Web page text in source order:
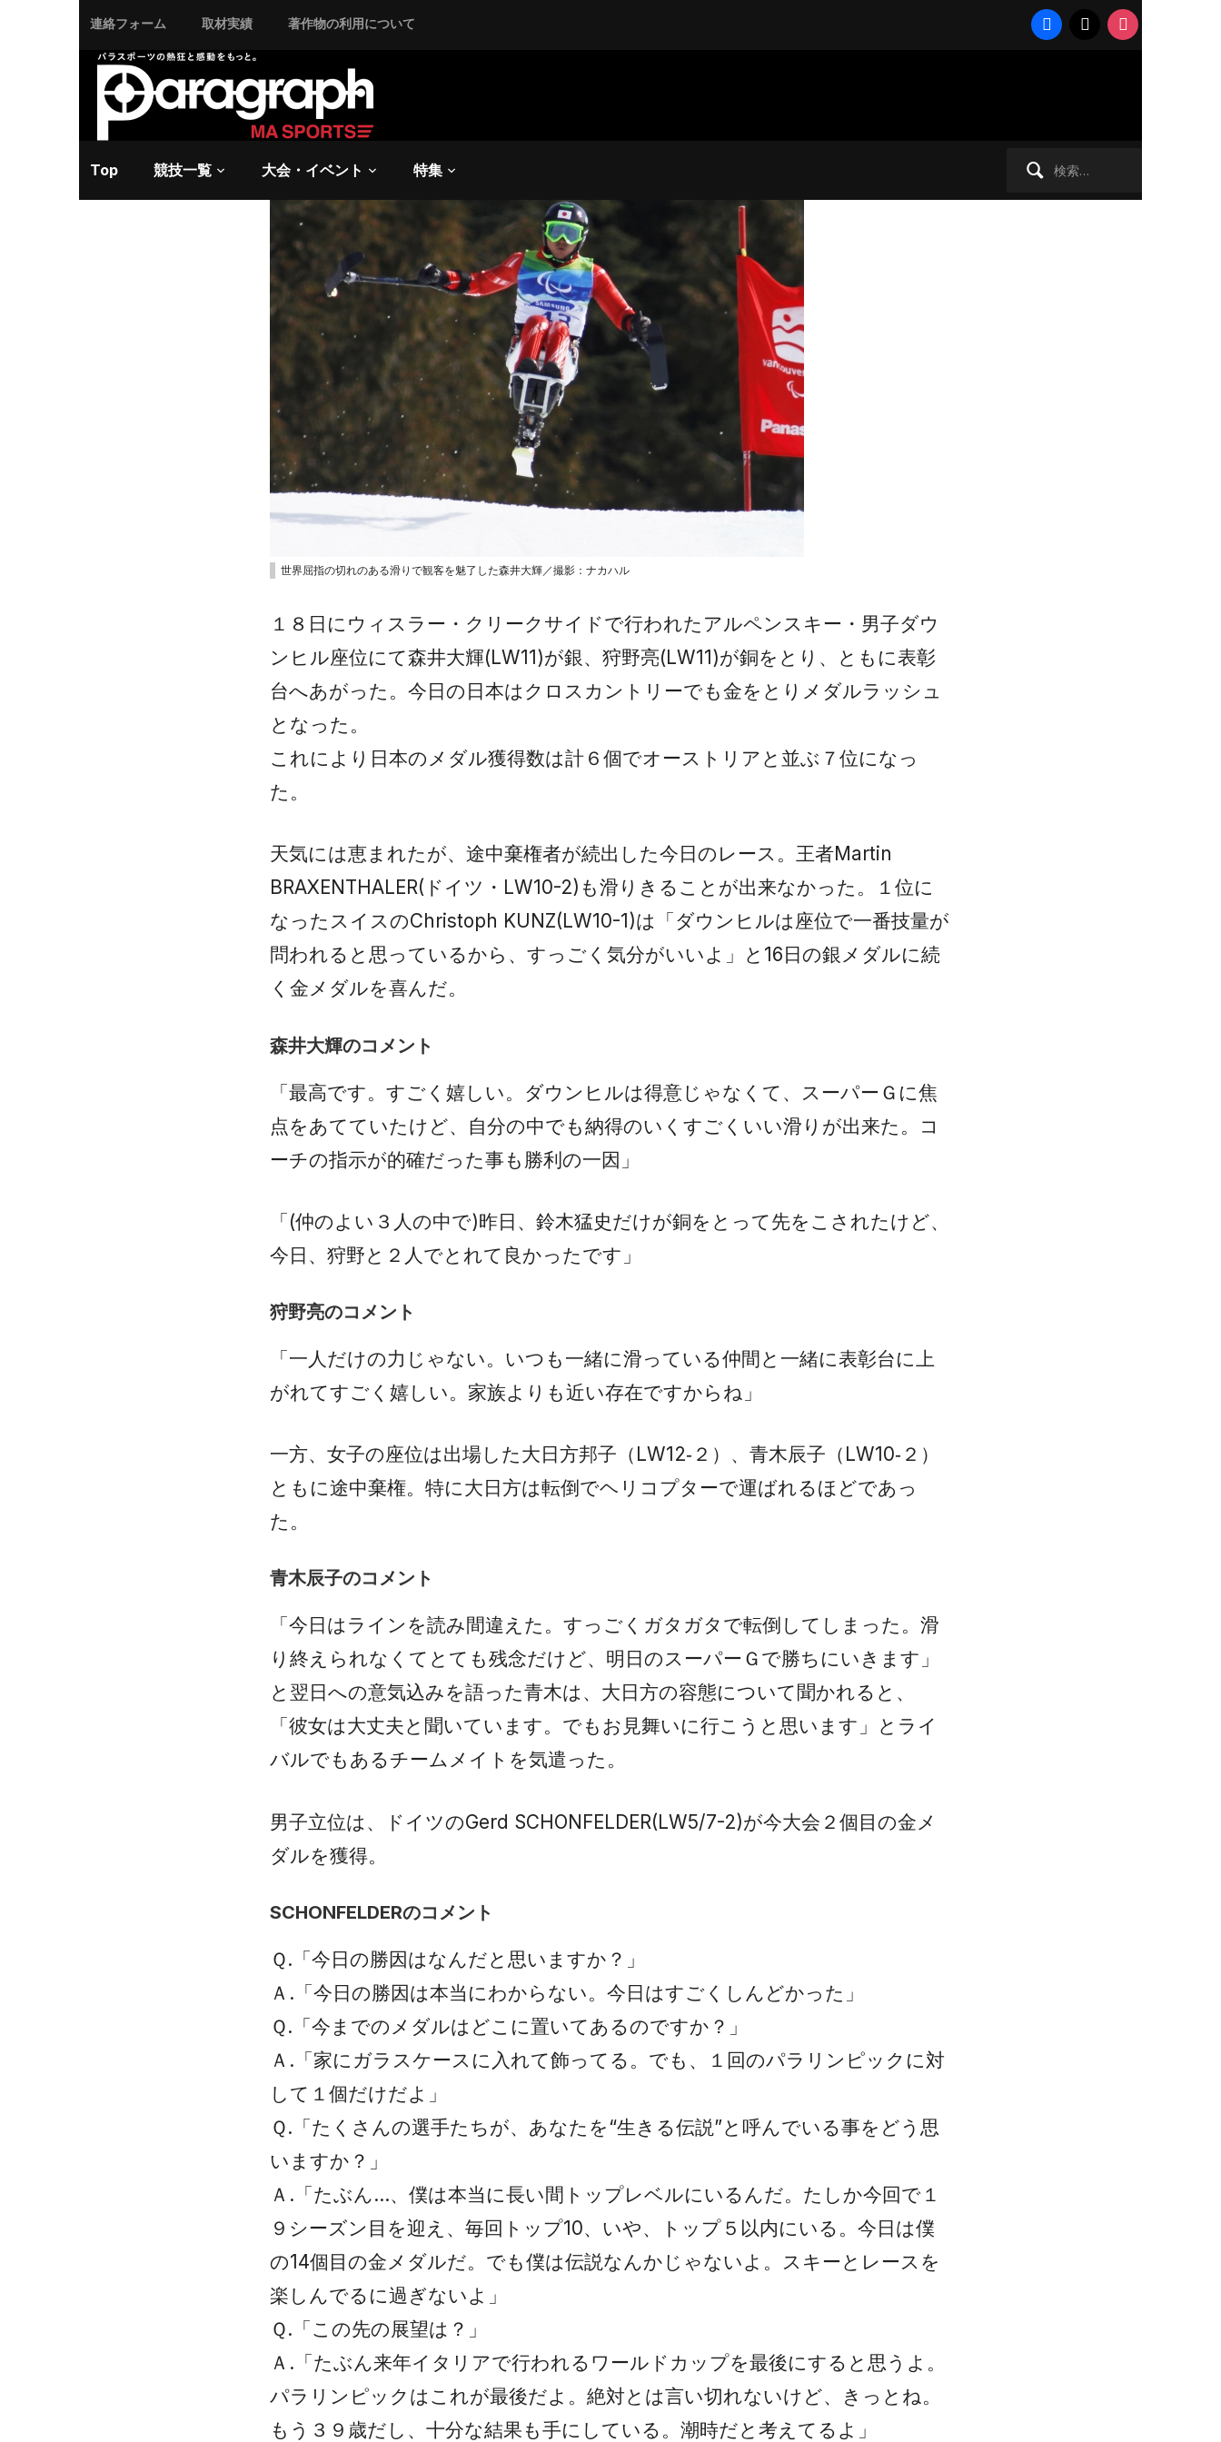
facebook instagram
連絡フォーム 取材実績 著作物の利用について
Top 競技一覧 大会・イベント 特集
2010/3/19 金曜日 - アルペンスキー
【バンクーバーパラリンピック】ダウンヒル
で森井が銀！狩野が銅！
世界屈指の切れのある滑りで観客を魅了した森井大輝／撮影：ナカハル
１８日にウィスラー・クリークサイドで行われたアルペンスキー・男子ダウ
ンヒル座位にて森井大輝(LW11)が銀、狩野亮(LW11)が銅をとり、ともに表彰
台へあがった。今日の日本はクロスカントリーでも金をとりメダルラッシュ
となった。
これにより日本のメダル獲得数は計６個でオーストリアと並ぶ７位になっ
た。
天気には恵まれたが、途中棄権者が続出した今日のレース。王者Martin
BRAXENTHALER(ドイツ・LW10-2)も滑りきることが出来なかった。１位に
なったスイスのChristoph KUNZ(LW10-1)は「ダウンヒルは座位で一番技量が
問われると思っているから、すっごく気分がいいよ」と16日の銀メダルに続
く金メダルを喜んだ。
森井大輝のコメント
「最高です。すごく嬉しい。ダウンヒルは得意じゃなくて、スーパーＧに焦
点をあてていたけど、自分の中でも納得のいくすごくいい滑りが出来た。コ
ーチの指示が的確だった事も勝利の一因」
「(仲のよい３人の中で)昨日、鈴木猛史だけが銅をとって先をこされたけど、
今日、狩野と２人でとれて良かったです」
狩野亮のコメント
「一人だけの力じゃない。いつも一緒に滑っている仲間と一緒に表彰台に上
がれてすごく嬉しい。家族よりも近い存在ですからね」
一方、女子の座位は出場した大日方邦子（LW12‐２）、青木辰子（LW10‐２）
ともに途中棄権。特に大日方は転倒でヘリコプターで運ばれるほどであっ
た。
青木辰子のコメント
「今日はラインを読み間違えた。すっごくガタガタで転倒してしまった。滑
り終えられなくてとても残念だけど、明日のスーパーＧで勝ちにいきます」
と翌日への意気込みを語った青木は、大日方の容態について聞かれると、
「彼女は大丈夫と聞いています。でもお見舞いに行こうと思います」とライ
バルでもあるチームメイトを気遣った。
男子立位は、ドイツのGerd SCHONFELDER(LW5/7-2)が今大会２個目の金メ
ダルを獲得。
SCHONFELDERのコメント
Ｑ.「今日の勝因はなんだと思いますか？」
Ａ.「今日の勝因は本当にわからない。今日はすごくしんどかった」
Ｑ.「今までのメダルはどこに置いてあるのですか？」
Ａ.「家にガラスケースに入れて飾ってる。でも、１回のパラリンピックに対
して１個だけだよ」
Ｑ.「たくさんの選手たちが、あなたを“生きる伝説”と呼んでいる事をどう思
いますか？」
Ａ.「たぶん…、僕は本当に長い間トップレベルにいるんだ。たしか今回で１
９シーズン目を迎え、毎回トップ10、いや、トップ５以内にいる。今日は僕
の14個目の金メダルだ。でも僕は伝説なんかじゃないよ。スキーとレースを
楽しんでるに過ぎないよ」
Ｑ.「この先の展望は？」
Ａ.「たぶん来年イタリアで行われるワールドカップを最後にすると思うよ。
パラリンピックはこれが最後だよ。絶対とは言い切れないけど、きっとね。
もう３９歳だし、十分な結果も手にしている。潮時だと考えてるよ」